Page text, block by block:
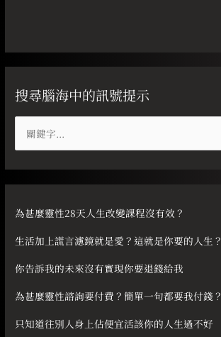
搜尋腦海中的訊號提示
尋
關
字
為甚麼靈性28天人生改變課程沒有效？
生活加上謊言濾鏡就是愛？這就是你要的人生？
你告訴我的未來沒有實現你要退錢給我
為甚麼靈性諮詢要付費？簡單一句都要我付錢？
只知道往別人身上佔便宜活該你的人生過不好